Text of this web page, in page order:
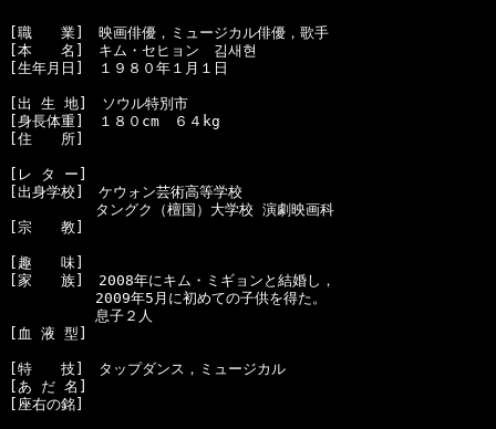
[職　　業]　映画俳優，ミュージカル俳優，歌手
[本　　名]　キム・セヒョン　김새현
[生年月日]　１９８０年１月１日
[出 生 地]　ソウル特別市
[身長体重]　１８０cm　６４kg
[住　　所]
[レ タ ー]
[出身学校]　ケウォン芸術高等学校
タングク（檀国）大学校 演劇映画科
[宗　　教]
[趣　　味]
[家　　族]　2008年にキム・ミギョンと結婚し，
2009年5月に初めての子供を得た。
息子２人
[血 液 型]
[特　　技]　タップダンス，ミュージカル
[あ だ 名]
[座右の銘]